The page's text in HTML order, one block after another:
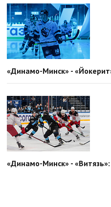
«Динамо-Минск» -
«Динамо-Минск» -